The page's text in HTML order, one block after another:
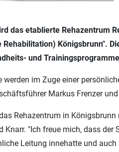
das etablierte Rehazentrum
Königsbrunn".
und
werden im Zuge einer
Markus Frenzer
Rehazentrum in
Knarr. "Ich freue mich, dass
Leitung innehatte und